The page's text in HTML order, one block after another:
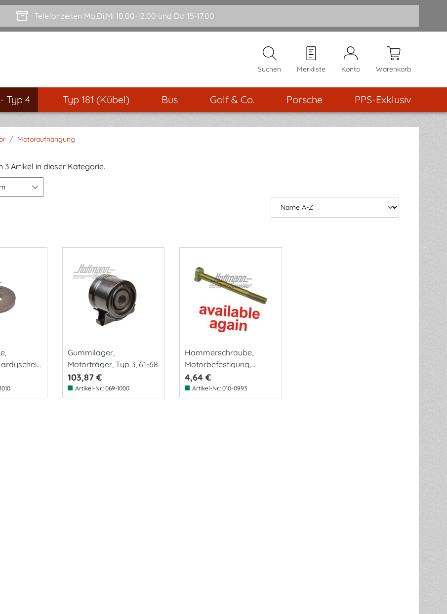
Telefonzeiten Mo,Di,Mi 10.00-12.00 und Do 15-17.00
Suchen Merkliste Konto Warenkorb
Typ 4 Typ 181 (Kübel) Bus Golf & Co. Porsche PPS-Exklusiv
/ Motoraufhängung
3 Artikel in dieser Kategorie.
Gummilager,
Motorträger, Typ 3, 61-68
103,87 €
Artikel-Nr.: 069-1000
Hammerschraube,
Motorbefestigung,
M10x110
4,64 €
Artikel-Nr.: 010-0993